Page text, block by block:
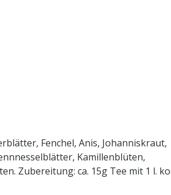
Fenchel, Anis, Johanniskraut,
Kamillenblüten,
Zubereitung: ca. 15g Tee mit 1 l.